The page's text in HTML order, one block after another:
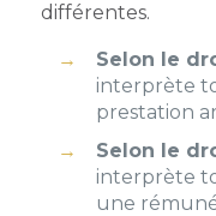
différentes.
Selon le
interprète
prestation
Selon le
interprète
une